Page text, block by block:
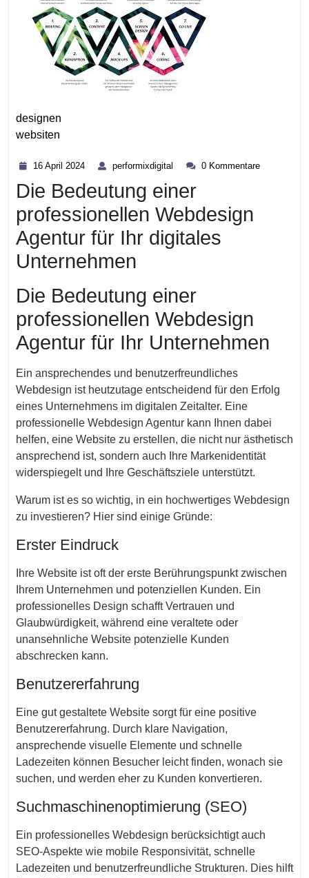
designen
websiten
16 April 2024
2024
performixdigital performixdigital
0 Kommentare
Die Bedeutung einer
professionellen Webdesign
Agentur für Ihr digitales
Unternehmen
Die Bedeutung einer
professionellen Webdesign
Agentur für Ihr Unternehmen
Ein ansprechendes und benutzerfreundliches
Webdesign ist heutzutage entscheidend für den Erfolg
eines Unternehmens im digitalen Zeitalter. Eine
professionelle Webdesign Agentur kann Ihnen dabei
helfen, eine Website zu erstellen, die nicht nur ästhetisch
ansprechend ist, sondern auch Ihre Markenidentität
widerspiegelt und Ihre Geschäftsziele unterstützt.
Warum ist es so wichtig, in ein hochwertiges Webdesign
zu investieren? Hier sind einige Gründe:
Erster Eindruck
Ihre Website ist oft der erste Berührungspunkt zwischen
Ihrem Unternehmen und potenziellen Kunden. Ein
professionelles Design schafft Vertrauen und
Glaubwürdigkeit, während eine veraltete oder
unansehnliche Website potenzielle Kunden
abschrecken kann.
Benutzererfahrung
Eine gut gestaltete Website sorgt für eine positive
Benutzererfahrung. Durch klare Navigation,
ansprechende visuelle Elemente und schnelle
Ladezeiten können Besucher leicht finden, wonach sie
suchen, und werden eher zu Kunden konvertieren.
Suchmaschinenoptimierung (SEO)
Ein professionelles Webdesign berücksichtigt auch
SEO-Aspekte wie mobile Responsivität, schnelle
Ladezeiten und benutzerfreundliche Strukturen. Dies hilft